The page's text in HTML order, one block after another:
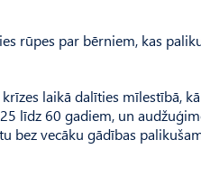
rūpes par bērniem, kas
laikā dalīties mīlestībā,
līdz 60 gadiem, un
bez vecāku gādības